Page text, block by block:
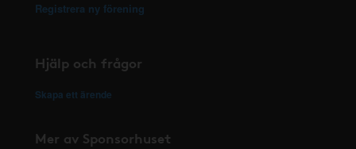
Registrera ny förening
Hjälp och frågor
Skapa ett ärende
Mer av Sponsorhuset